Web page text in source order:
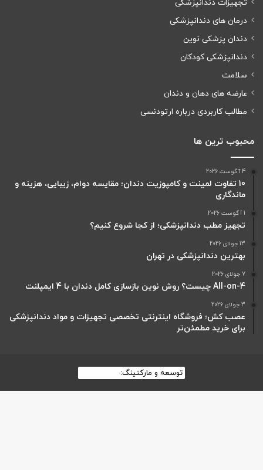
تجهیزات دندانپزشکی
درمان های دندانپزشکی
دندان پزشکی نوین
دندانپزشکی کودکان
سلامت
عارضه های دهان و دندان
مطالب کاربردی درباره ارتودنسی
محبوب ترین ها
4 آگوست 2026
10 تفاوت لمینت و کامپوزیت دندان؛ مقایسه دوام، زیبایی، هزینه و
ماندگاری
1 آگوست 2026
تجهیز مطب دندانپزشکی؛ از کجا شروع کنیم؟
13 جولای 2026
بهترین دندانپزشکی در تهران
7 جولای 2026
All-on-4 چیست؟ روش نوین بازسازی کامل دندان با 4 ایمپلنت
3 جولای 2026
عصب کش؛ فروشگاه اینترنتی تخصصی تجهیزات و مواد دندانپزشکی
برای خرید مطمئن‌تر
توسعه و مارکتینگ: